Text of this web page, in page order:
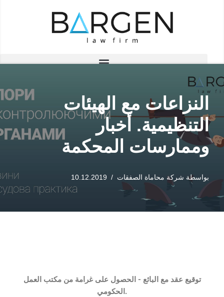
النزاعات مع الهيئات
التنظيمية. أخبار
وممارسات المحكمة
بواسطة شركة محاماة الصفقات 10.12.2019
توقيع عقد مع البائع - الحصول على غرامة من مكتب العمل
الحكومي.